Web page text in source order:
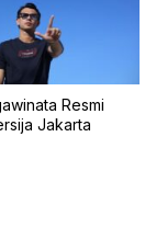
Resmi
Jakarta